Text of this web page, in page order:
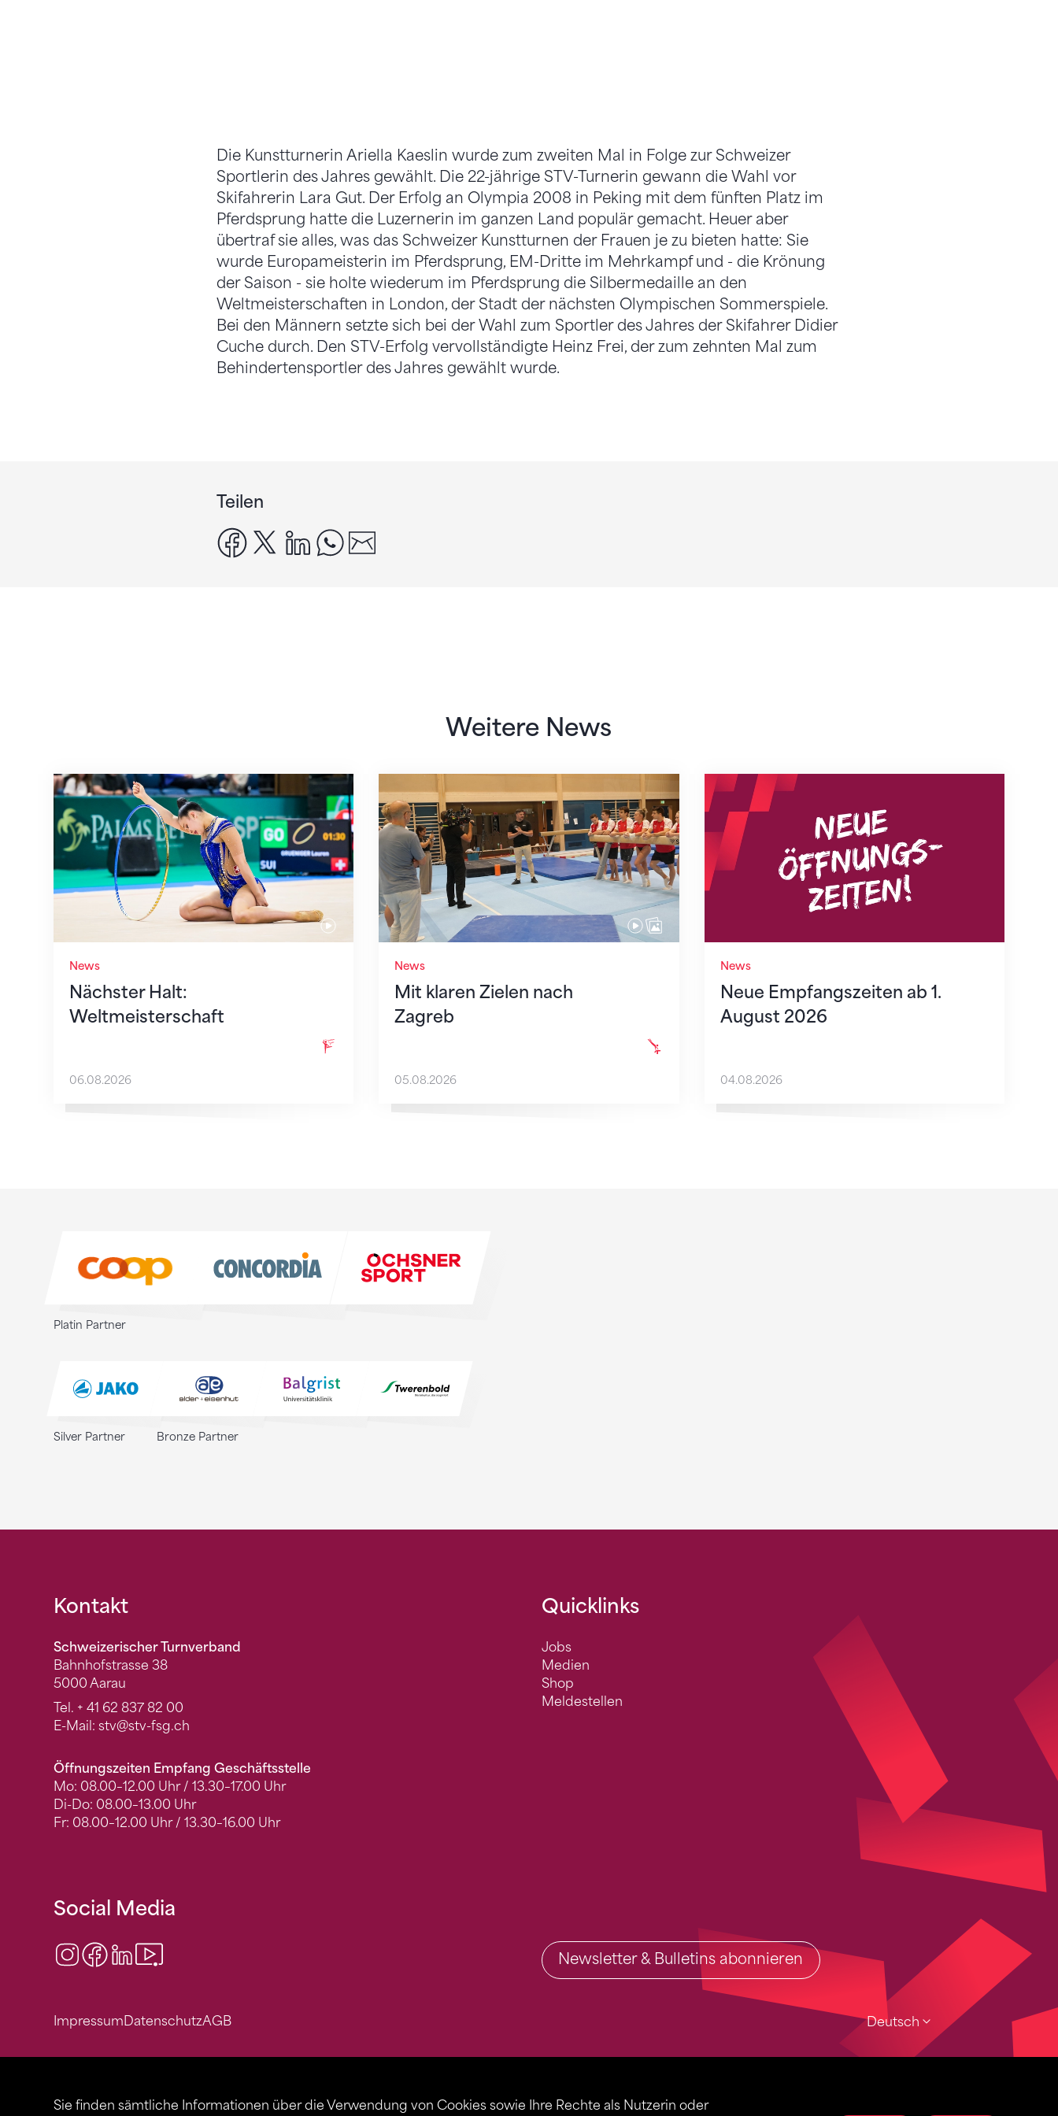
Sie finden sämtliche Informationen über die Verwendung von Cookies sowie Ihre Rechte als Nutzerin oder
Die Kunstturnerin Ariella Kaeslin wurde zum zweiten Mal in Folge zur Schweizer
Sportlerin des Jahres gewählt. Die 22-jährige STV-Turnerin gewann die Wahl vor
Skifahrerin Lara Gut. Der Erfolg an Olympia 2008 in Peking mit dem fünften Platz im
Pferdsprung hatte die Luzernerin im ganzen Land populär gemacht. Heuer aber
übertraf sie alles, was das Schweizer Kunstturnen der Frauen je zu bieten hatte: Sie
wurde Europameisterin im Pferdsprung, EM-Dritte im Mehrkampf und - die Krönung
der Saison - sie holte wiederum im Pferdsprung die Silbermedaille an den
Weltmeisterschaften in London, der Stadt der nächsten Olympischen Sommerspiele.
Bei den Männern setzte sich bei der Wahl zum Sportler des Jahres der Skifahrer Didier
Cuche durch. Den STV-Erfolg vervollständigte Heinz Frei, der zum zehnten Mal zum
Behindertensportler des Jahres gewählt wurde.
Teilen
facebook
x linkedinwhatsapp
Weitere News
News
Nächster Halt:
Weltmeisterschaft
Nächster Halt: Weltmeisterschaft
06.08.2026
News
Mit klaren Zielen nach
Zagreb
Mit klaren Zielen nach Zagreb
05.08.2026
News
Neue Empfangszeiten ab 1.
August 2026
Neue Empfangszeiten ab 1. August 2026
04.08.2026
Platin Partner
Silver Partner Bronze Partner
Fusszeile
Kontakt
Schweizerischer Turnverband
Bahnhofstrasse 38
5000 Aarau
Tel. + 41 62 837 82 00
E-Mail: stv@stv-fsg.ch
Öffnungszeiten Empfang Geschäftsstelle
Mo: 08.00–12.00 Uhr / 13.30–17.00 Uhr
Di-Do: 08.00–13.00 Uhr
Fr: 08.00–12.00 Uhr / 13.30–16.00 Uhr
Quicklinks
Jobs
Medien
Shop
Meldestellen
Deutsch
Social Media
Instagram
Facebook
LinkedIn Newsletter & Bulletins abonnieren
ImpressumDatenschutzAGB